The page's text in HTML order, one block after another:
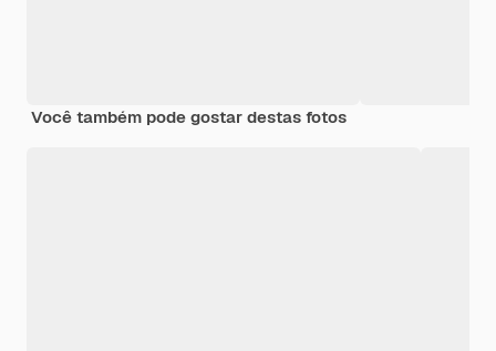
Você também pode gostar destas fotos